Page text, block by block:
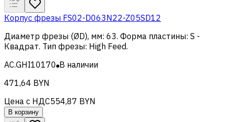
Корпус фрезы FS02-D063N22-Z05SD12
Диаметр фрезы (ØD), мм: 63. Форма пластины: S -
Квадрат. Тип фрезы: High Feed.
AC.GHI10170 В наличии
471,64 BYN
Цена с НДС554,87 BYN
В корзину